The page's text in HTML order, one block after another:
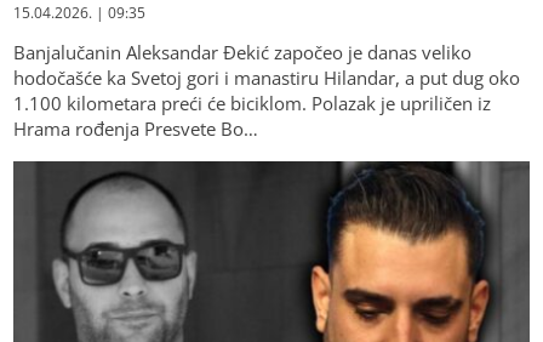
15.04.2026. | 09:35
Banjalučanin Aleksandar Đekić započeo je danas veliko
hodočašće ka Svetoj gori i manastiru Hilandar, a put dug oko
1.100 kilometara preći će biciklom. Polazak je upriličen iz
Hrama rođenja Presvete Bo…